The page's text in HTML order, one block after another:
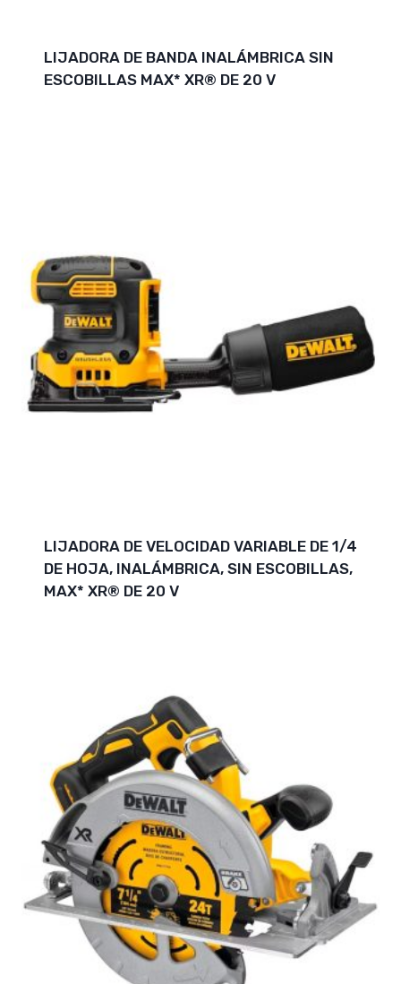
LIJADORA DE BANDA INALÁMBRICA SIN
ESCOBILLAS MAX* XR® DE 20 V
LIJADORA DE VELOCIDAD VARIABLE DE 1/4
DE HOJA, INALÁMBRICA, SIN ESCOBILLAS,
MAX* XR® DE 20 V